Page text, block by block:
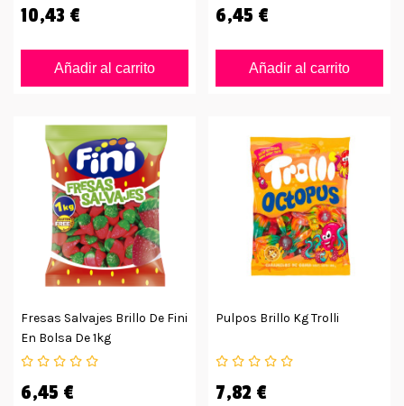
10,43 €
Añadir al carrito
6,45 €
Añadir al carrito
Fresas Salvajes Brillo De Fini
En Bolsa De 1kg
6,45 €
Pulpos Brillo Kg Trolli
7,82 €